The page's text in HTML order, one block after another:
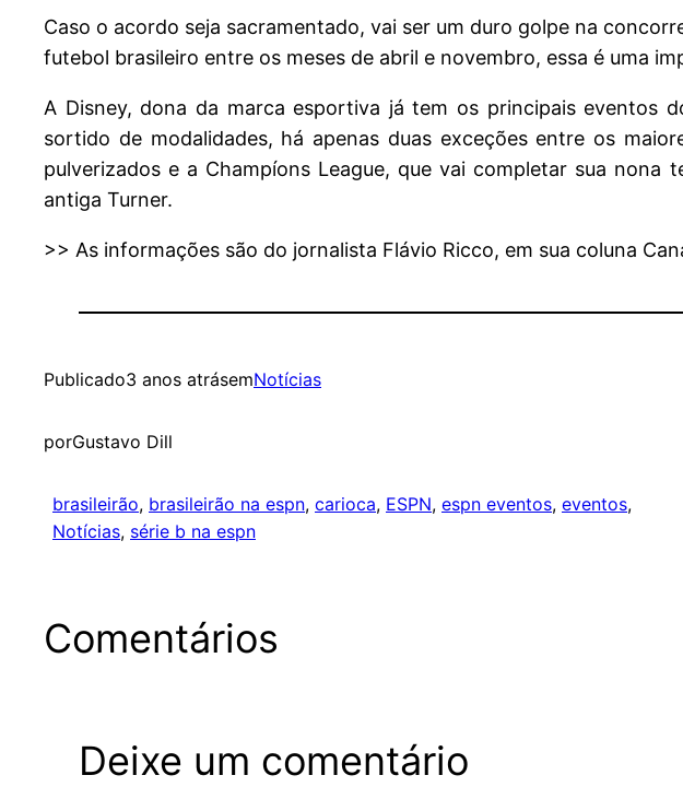
Caso o acordo seja sacramentado, vai ser um duro golpe na
futebol brasileiro entre os meses de abril e novembro, essa é uma
A Disney, dona da marca esportiva já tem os principais eventos
sortido de modalidades, há apenas duas exceções entre os
pulverizados e a Champíons League, que vai completar sua nona
antiga Turner.
>> As informações são do jornalista Flávio Ricco, em sua coluna
Publicado3 anos atrásemNotícias
porGustavo Dill
brasileirão, brasileirão na espn, carioca, ESPN, espn eventos, eventos
Notícias, série b na espn
Comentários
Deixe um comentário